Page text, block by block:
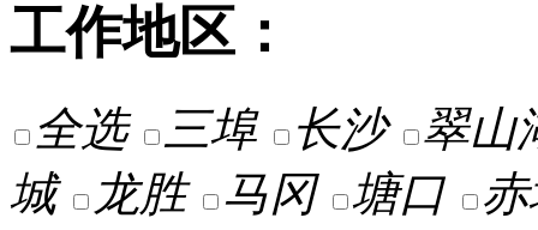
工作地区：
全选 三埠 长沙
翠山
城
龙胜 马冈 塘口